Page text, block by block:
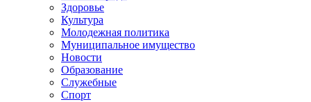
Здоровье
Культура
Молодежная политика
Муниципальное имущество
Новости
Образование
Служебные
Спорт